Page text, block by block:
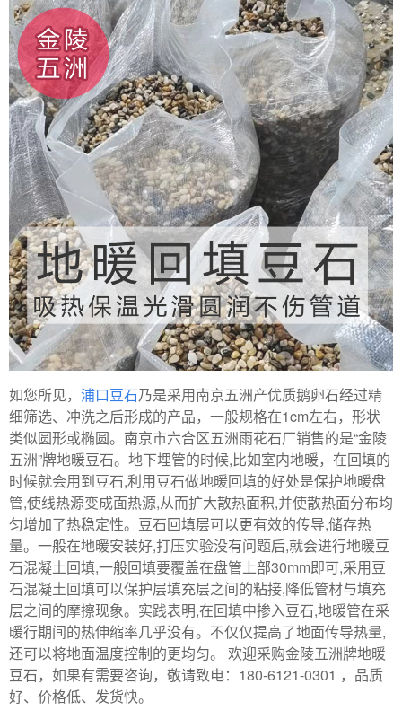
如您所见， 浦口豆石乃是采用南京五洲产优质鹅卵石经过精
细筛选、冲洗之后形成的产品，一般规格在1cm左右，形状
类似圆形或椭圆。南京市六合区五洲雨花石厂销售的是“金陵
五洲”牌地暖豆石。地下埋管的时候,比如室内地暖，在回填的
时候就会用到豆石,利用豆石做地暖回填的好处是保护地暖盘
管,使线热源变成面热源,从而扩大散热面积,并使散热面分布均
匀增加了热稳定性。豆石回填层可以更有效的传导,储存热
量。一般在地暖安装好,打压实验没有问题后,就会进行地暖豆
石混凝土回填,一般回填要覆盖在盘管上部30mm即可,采用豆
石混凝土回填可以保护层填充层之间的粘接,降低管材与填充
层之间的摩擦现象。实践表明,在回填中掺入豆石,地暖管在采
暖行期间的热伸缩率几乎没有。不仅仅提高了地面传导热量,
还可以将地面温度控制的更均匀。 欢迎采购金陵五洲牌地暖
豆石，如果有需要咨询，敬请致电：180-6121-0301 ，品质
好、价格低、发货快。